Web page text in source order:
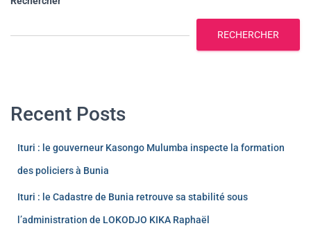
RECHERCHER
Recent Posts
Ituri : le gouverneur Kasongo Mulumba inspecte la formation
des policiers à Bunia
Ituri : le Cadastre de Bunia retrouve sa stabilité sous
l’administration de LOKODJO KIKA Raphaël